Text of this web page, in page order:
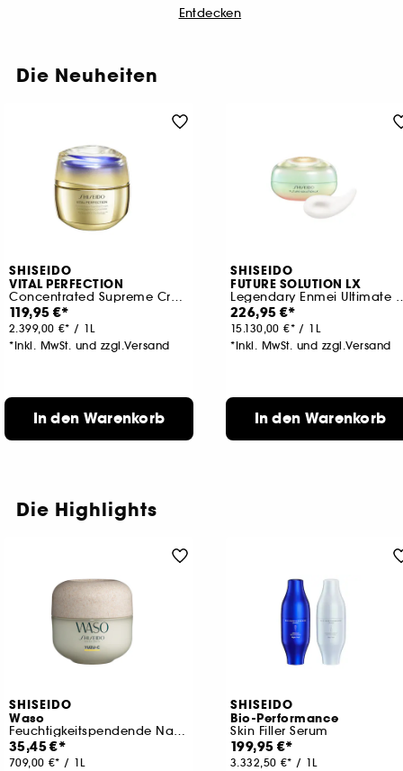
Entdecken
Die Neuheiten
SHISEIDO
VITAL PERFECTION
Concentrated Supreme Cream
119,95 €
2.399,00 € / 1L
*Inkl. MwSt. und zzgl.Versand
In den Warenkorb
SHISEIDO
FUTURE SOLUTION LX
Legendary Enmei
226,95 €
15.130,00 € / 1L
*Inkl. MwSt. und zzgl.Versand
In den Warenkorb
Die Highlights
SHISEIDO
Waso
Feuchtigkeitspendende Nachtmaske
35,45 €
709,00 € / 1L
SHISEIDO
Bio-Performance
Skin Filler Serum
199,95 €
3.332,50 € / 1L